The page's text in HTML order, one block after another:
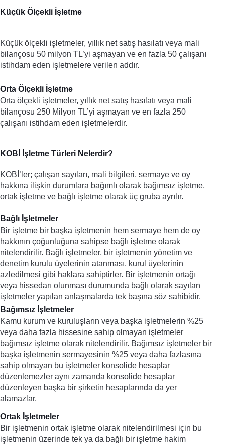
Küçük Ölçekli İşletme
Küçük ölçekli işletmeler, yıllık net satış hasılatı veya mali
bilançosu 50 milyon TL’yi aşmayan ve en fazla 50 çalışanı
istihdam eden işletmelere verilen addır.
Orta Ölçekli İşletme
Orta ölçekli işletmeler, yıllık net satış hasılatı veya mali
bilançosu 250 Milyon TL’yi aşmayan ve en fazla 250
çalışanı istihdam eden işletmelerdir.
KOBİ İşletme Türleri Nelerdir?
KOBİ’ler; çalışan sayıları, mali bilgileri, sermaye ve oy
hakkına ilişkin durumlara bağımlı olarak bağımsız işletme,
ortak işletme ve bağlı işletme olarak üç gruba ayrılır.
Bağlı İşletmeler
Bir işletme bir başka işletmenin hem sermaye hem de oy
hakkının çoğunluğuna sahipse bağlı işletme olarak
nitelendirilir. Bağlı işletmeler, bir işletmenin yönetim ve
denetim kurulu üyelerinin atanması, kurul üyelerinin
azledilmesi gibi haklara sahiptirler. Bir işletmenin ortağı
veya hissedarı olunması durumunda bağlı olarak sayılan
işletmeler yapılan anlaşmalarda tek başına söz sahibidir.
Bağımsız İşletmeler
Kamu kurum ve kuruluşların veya başka işletmelerin %25
veya daha fazla hissesine sahip olmayan işletmeler
bağımsız işletme olarak nitelendirilir. Bağımsız işletmeler bir
başka işletmenin sermayesinin %25 veya daha fazlasına
sahip olmayan bu işletmeler konsolide hesaplar
düzenlemezler aynı zamanda konsolide hesaplar
düzenleyen başka bir şirketin hesaplarında da yer
alamazlar.
Ortak İşletmeler
Bir işletmenin ortak işletme olarak nitelendirilmesi için bu
işletmenin üzerinde tek ya da bağlı bir işletme hakim